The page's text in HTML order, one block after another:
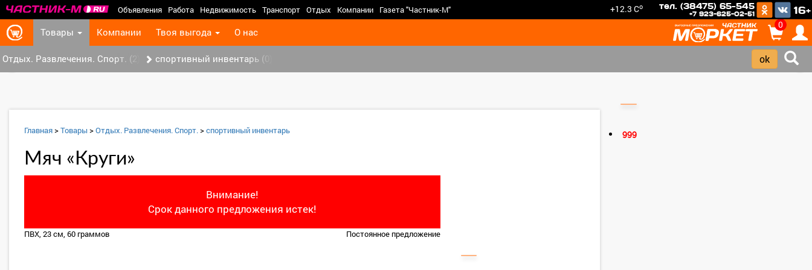
Объявления Работа Недвижимость Транспорт Отдых Компании Газета "Частник-М" +12.3 Co тел. (38475) 65-545
+7 923-625-02-51 16+
Товары Компании Твоя выгода О нас
0
>
Отдых. Развлечения. Спорт. (2) спортивный инвентарь (0)
Главная>Товары >Отдых. Развлечения. Спорт.>спортивный инвентарь
Мяч «Круги»
Внимание!
Срок данного предложения истек!
ПВХ, 23 см, 60 граммов Постоянное предложение
999
‹ ›